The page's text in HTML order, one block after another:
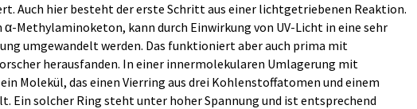
Auch hier besteht der erste Schritt aus einer lichtgetriebenen Reaktion.
α-Methylaminoketon, kann durch Einwirkung von UV-Licht in eine sehr
umgewandelt werden. Das funktioniert aber auch prima mit
herausfanden. In einer innermolekularen Umlagerung mit
Molekül, das einen Vierring aus drei Kohlenstoffatomen und einem
Ein solcher Ring steht unter hoher Spannung und ist entsprechend